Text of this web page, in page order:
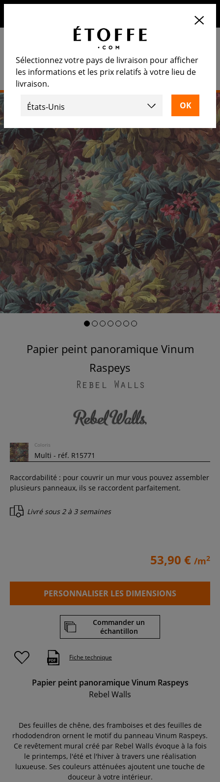
Papier peint panoramique Vinum
Raspeys
Rebel Walls
Coloris
Raccordabilité : pour couvrir un mur vous pouvez assembler
plusieurs panneaux, ils se raccordent parfaitement.
Livré sous 2 à 3 semaines
53,90 € /m2
PERSONNALISER LES DIMENSIONS
Commander un
échantillon
Fiche technique
Papier peint panoramique Vinum Raspeys
Rebel Walls
Des feuilles de chêne, des framboises et des feuilles de
rhododendron ornent le motif du panneau Vinum Raspeys.
Ce revêtement mural créé par Rebel Walls évoque à la fois
le printemps, l'été et l'hiver à travers une réalisation
luxueuse. Ses couleurs atténuées ajoutent une touche de
douceur à votre intérieur.
Sélectionnez votre pays de livraison pour afficher
les informations et les prix relatifs à votre lieu de
livraison.